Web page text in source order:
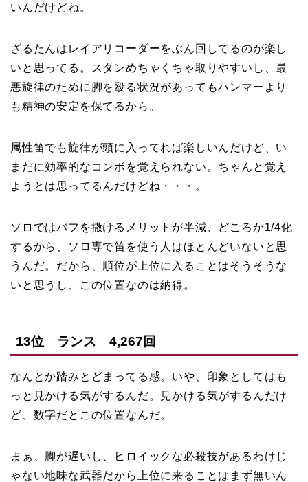
いんだけどね。
ざるたんはレイアリコーダーをぶん回してるのが楽し
いと思ってる。スタンめちゃくちゃ取りやすいし、最
悪旋律のために脚を殴る状況があってもハンマーより
も精神の安定を保てるから。
属性笛でも旋律が頭に入ってれば楽しいんだけど、い
まだに効率的なコンボを覚えられない。ちゃんと覚え
ようとは思ってるんだけどね・・・。
ソロではバフを撒けるメリットが半減、どころか1/4化
するから、ソロ専で笛を使う人はほとんどいないと思
うんだ。だから、順位が上位に入ることはそうそうな
いと思うし、この位置なのは納得。
13位 ランス 4,267回
なんとか踏みとどまってる感。いや、印象としてはも
っと見かける気がするんだ。見かける気がするんだけ
ど、数字だとこの位置なんだ。
まぁ、脚が遅いし、ヒロイックな必殺技があるわけじ
ゃない地味な武器だから上位に来ることはまず無いん